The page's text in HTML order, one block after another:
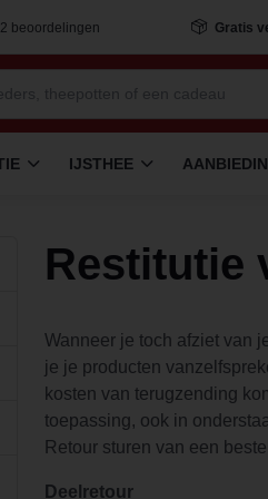
beoordelingen Gratis
IJSTHEE
Restitutie
Wanneer je toch afziet van
je je producten
kosten van terugzending
toepassing, ook in
Retour sturen van een
Deelretour